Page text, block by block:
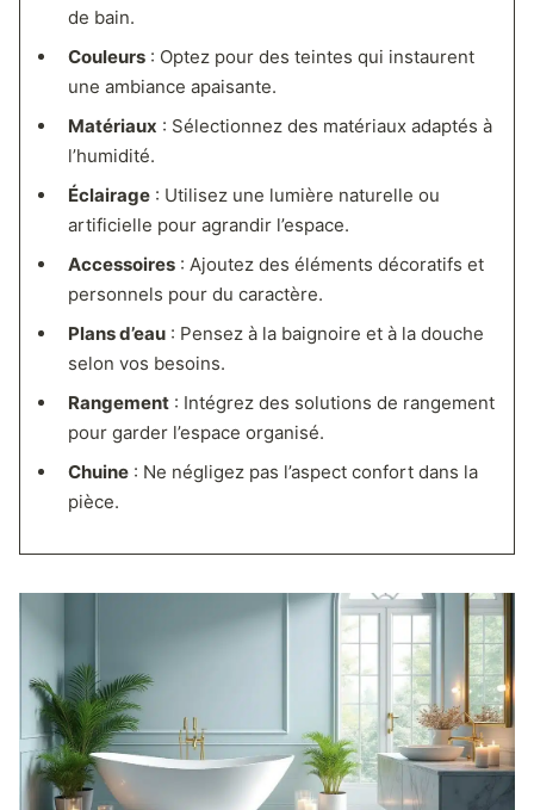
de bain.
Couleurs: Optez pour des teintes qui instaurent
une ambiance apaisante.
Matériaux : Sélectionnez des matériaux adaptés à
l’humidité.
Éclairage: Utilisez une lumière naturelle ou
artificielle pour agrandir l’espace.
Accessoires: Ajoutez des éléments décoratifs et
personnels pour du caractère.
Plans d’eau: Pensez à la baignoire et à la douche
selon vos besoins.
Rangement: Intégrez des solutions de rangement
pour garder l’espace organisé.
Chuine: Ne négligez pas l’aspect confort dans la
pièce.